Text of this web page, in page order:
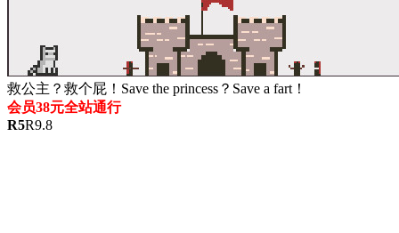
救公主？救个屁！Save the princess？Save a fart！
会员38元全站通行
R5R9.8